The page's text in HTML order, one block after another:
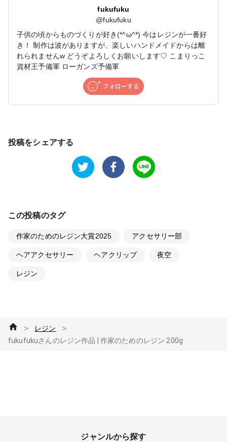
fukufuku
@fukufuku
子供の頃からものづくりが好き(*^ω^*) 今はレジンが一番好
き！ 制作は波がありますが、楽しいハンドメイドからは離
れられませんw どうぞよろしくお願いします♡ こまりっこ
資材王予備軍 ローガンズ予備軍
投稿をシェアする
この投稿のタグ
作家のためのレジン大賞2025 アクセサリー部
ヘアアクセサリー ヘアクリップ 夜空
レジン
＞ レジン ＞
fukufukuさんのレジン作品 | 作家のためのレジン 200g
ジャンルから探す